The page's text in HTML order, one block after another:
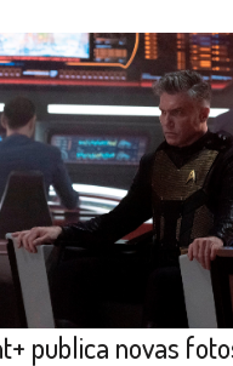
publica novas